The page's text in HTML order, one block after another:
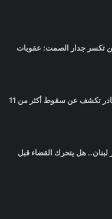
تكسر جدار الصمت: عقوبات
مجزرة في الجنوب: مصادر تكشف عن سقوط أكثر من 11
لبنان.. هل يتحرك القضاء قبل